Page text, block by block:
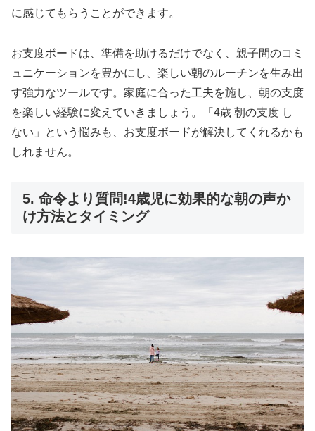
に感じてもらうことができます。
お支度ボードは、準備を助けるだけでなく、親子間のコミ
ュニケーションを豊かにし、楽しい朝のルーチンを生み出
す強力なツールです。家庭に合った工夫を施し、朝の支度
を楽しい経験に変えていきましょう。「4歳 朝の支度 し
ない」という悩みも、お支度ボードが解決してくれるかも
しれません。
5. 命令より質問!4歳児に効果的な朝の声か
け方法とタイミング